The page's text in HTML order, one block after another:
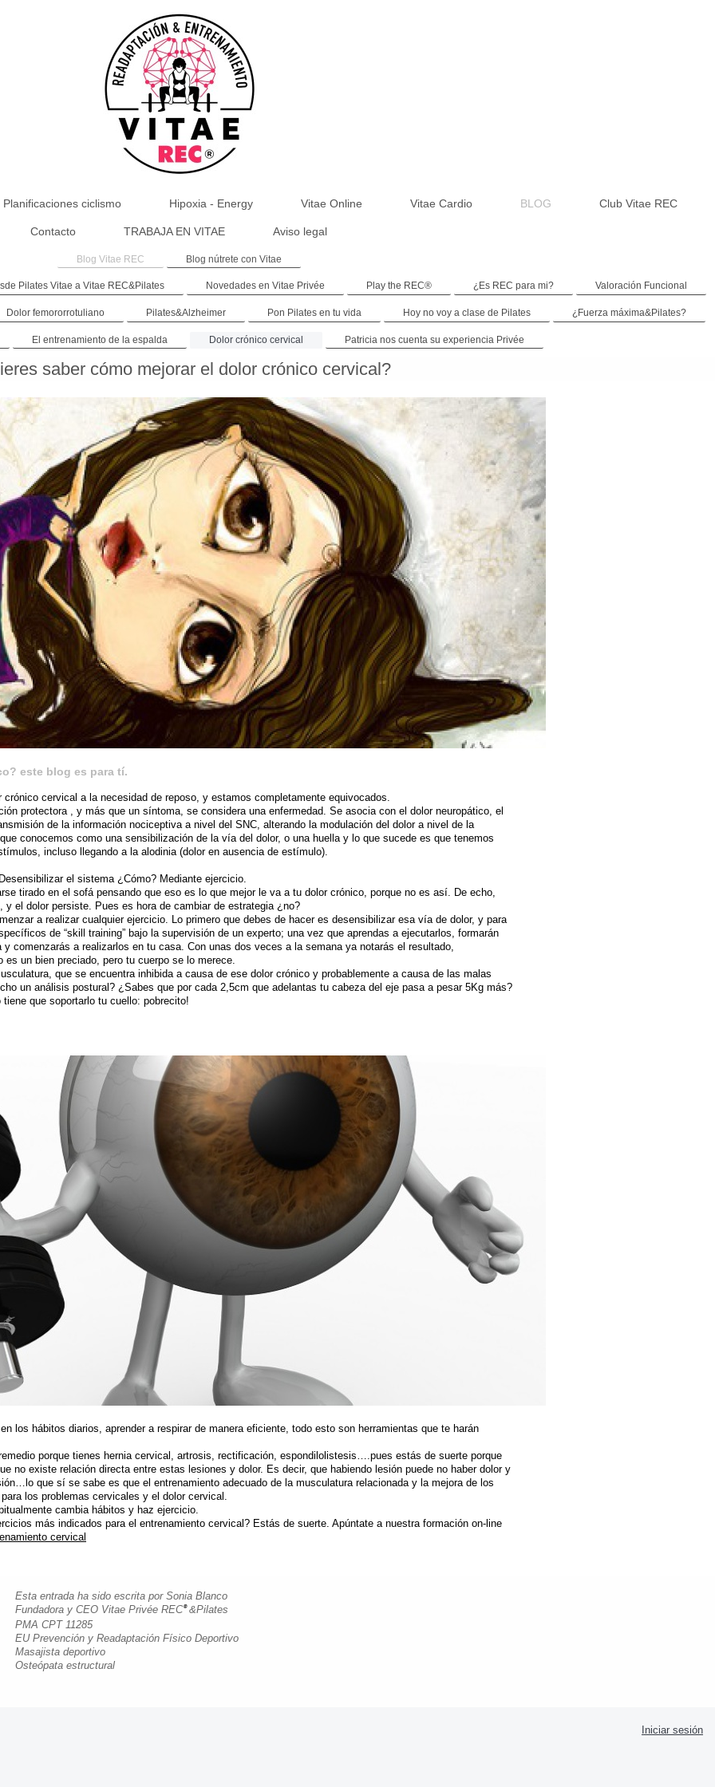
Planificaciones ciclismo Hipoxia - Energy Vitae Online Vitae Cardio BLOG Club Vitae REC
Contacto TRABAJA EN VITAE Aviso legal
Blog Vitae REC Blog nútrete con Vitae
Pilates Vitae a Vitae REC&Pilates Novedades en Vitae Privée Play the REC® ¿Es REC para mi? Valoración Funcional
Dolor femororrotuliano Pilates&Alzheimer Pon Pilates en tu vida Hoy no voy a clase de Pilates ¿Fuerza máxima&Pilates?
El entrenamiento de la espalda Dolor crónico cervical Patricia nos cuenta su experiencia Privée
saber cómo mejorar el dolor crónico cervical?
este blog es para tí.
cervical a la necesidad de reposo, y estamos completamente equivocados.
protectora , y más que un síntoma, se considera una enfermedad. Se asocia con el dolor neuropático, el
de la información nociceptiva a nivel del SNC, alterando la modulación del dolor a nivel de la
conocemos como una sensibilización de la vía del dolor, o una huella y lo que sucede es que tenemos
incluso llegando a la alodinia (dolor en ausencia de estímulo).
el sistema ¿Cómo? Mediante ejercicio.
tirado en el sofá pensando que eso es lo que mejor le va a tu dolor crónico, porque no es así. De echo,
y el dolor persiste. Pues es hora de cambiar de estrategia ¿no?
a realizar cualquier ejercicio. Lo primero que debes de hacer es desensibilizar esa vía de dolor, y para
de “skill training” bajo la supervisión de un experto; una vez que aprendas a ejecutarlos, formarán
comenzarás a realizarlos en tu casa. Con unas dos veces a la semana ya notarás el resultado,
es un bien preciado, pero tu cuerpo se lo merece.
que se encuentra inhibida a causa de ese dolor crónico y probablemente a causa de las malas
un análisis postural? ¿Sabes que por cada 2,5cm que adelantas tu cabeza del eje pasa a pesar 5Kg más?
que soportarlo tu cuello: pobrecito!
los hábitos diarios, aprender a respirar de manera eficiente, todo esto son herramientas que te harán
porque tienes hernia cervical, artrosis, rectificación, espondilolistesis….pues estás de suerte porque
no existe relación directa entre estas lesiones y dolor. Es decir, que habiendo lesión puede no haber dolor y
que sí se sabe es que el entrenamiento adecuado de la musculatura relacionada y la mejora de los
los problemas cervicales y el dolor cervical.
cambia hábitos y haz ejercicio.
más indicados para el entrenamiento cervical? Estás de suerte. Apúntate a nuestra formación on-line
cervical
Esta entrada ha sido escrita por Sonia Blanco
Fundadora y CEO Vitae Privée REC®&Pilates
PMA CPT 11285
EU Prevención y Readaptación Físico Deportivo
Masajista deportivo
Osteópata estructural
Iniciar sesión